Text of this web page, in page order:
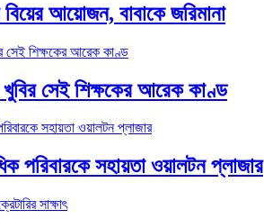
আয়োজন, বাবাকে জরিমানা
খুবির সেই শিক্ষকের আরেক কাণ্ড
পরিবারকে সহায়তা ওয়ালটন প্লাজার